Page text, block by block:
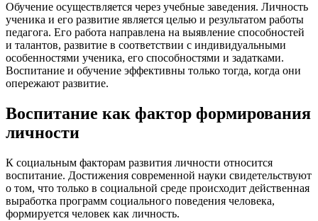
Обучение осуществляется через учебные заведения. Личность
ученика и его развитие является целью и результатом работы
педагога. Его работа направлена на выявление способностей
и талантов, развитие в соответствии с индивидуальными
особенностями ученика, его способностями и задатками.
Воспитание и обучение эффективны только тогда, когда они
опережают развитие.
Воспитание как фактор формирования
личности
К социальным факторам развития личности относится
воспитание. Достижения современной науки свидетельствуют
о том, что только в социальной среде происходит действенная
выработка программ социального поведения человека,
формируется человек как личность.